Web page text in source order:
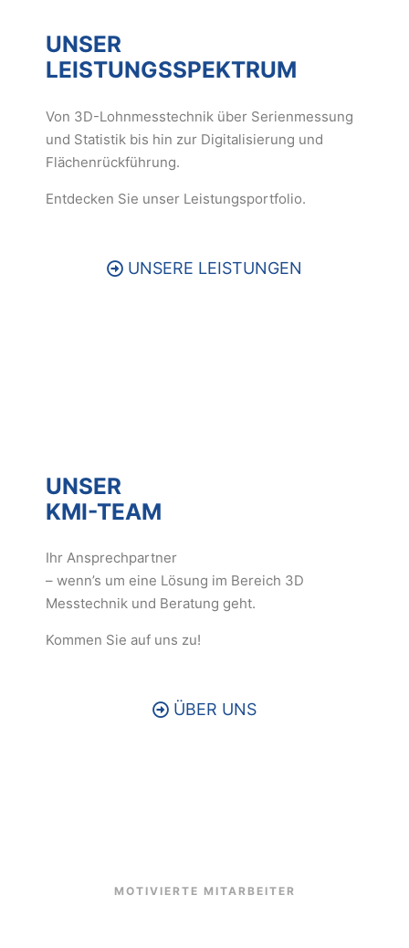
UNSER
LEISTUNGSSPEKTRUM
Von 3D-Lohnmesstechnik über Serienmessung
und Statistik bis hin zur Digitalisierung und
Flächenrückführung.
Entdecken Sie unser Leistungsportfolio.
UNSERE LEISTUNGEN
UNSER
KMI-TEAM
Ihr Ansprechpartner
– wenn’s um eine Lösung im Bereich 3D
Messtechnik und Beratung geht.
Kommen Sie auf uns zu!
ÜBER UNS
MOTIVIERTE MITARBEITER